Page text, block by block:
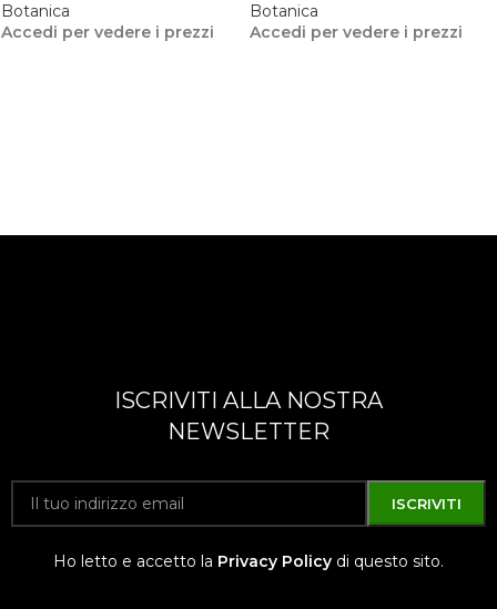
Botanica
Accedi per vedere i prezzi
Botanica
Accedi per vedere i prezzi
ISCRIVITI ALLA NOSTRA
NEWSLETTER
Ho letto e accetto la Privacy Policy di questo sito.